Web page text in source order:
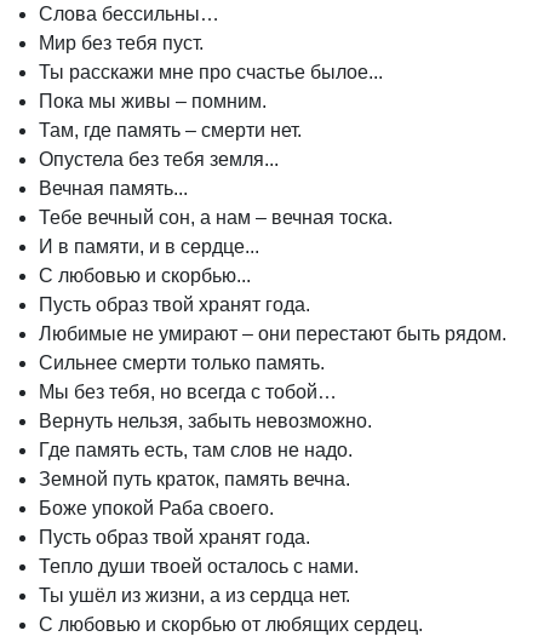
Слова бессильны…
Мир без тебя пуст.
Ты расскажи мне про счастье былое...
Пока мы живы – помним.
Там, где память – смерти нет.
Опустела без тебя земля...
Вечная память...
Тебе вечный сон, а нам – вечная тоска.
И в памяти, и в сердце...
С любовью и скорбью...
Пусть образ твой хранят года.
Любимые не умирают – они перестают быть рядом.
Сильнее смерти только память.
Мы без тебя, но всегда с тобой…
Вернуть нельзя, забыть невозможно.
Где память есть, там слов не надо.
Земной путь краток, память вечна.
Боже упокой Раба своего.
Пусть образ твой хранят года.
Тепло души твоей осталось с нами.
Ты ушёл из жизни, а из сердца нет.
С любовью и скорбью от любящих сердец.